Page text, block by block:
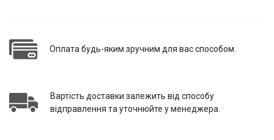
Оплата будь-яким зручним для вас способом.
Вартість доставки залежить від способу
відправлення та уточнюйте у менеджера.